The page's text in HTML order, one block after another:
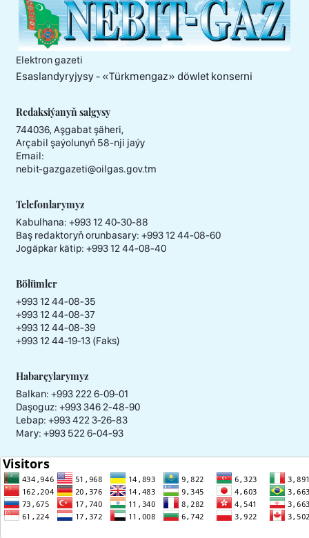
Elektron gazeti
Esaslandyryjysy - «Тürkmengaz» döwlet konserni
Redaksiýanyň salgysy
744036, Aşgabat şäheri,
Arçabil şaýolunyň 58-nji jaýy
Email:
nebit-gazgazeti@oilgas.gov.tm
Telefonlarymyz
Kabulhana: +993 12 40-30-88
Baş redaktoryň orunbasary: +993 12 44-08-60
Jogäpkar kätip: +993 12 44-08-40
Bölümler
+993 12 44-08-35
+993 12 44-08-37
+993 12 44-08-39
+993 12 44-19-13 (Faks)
Habarçylarymyz
Balkan: +993 222 6-09-01
Daşoguz: +993 346 2-48-90
Lebap: +993 422 3-26-83
Mary: +993 522 6-04-93